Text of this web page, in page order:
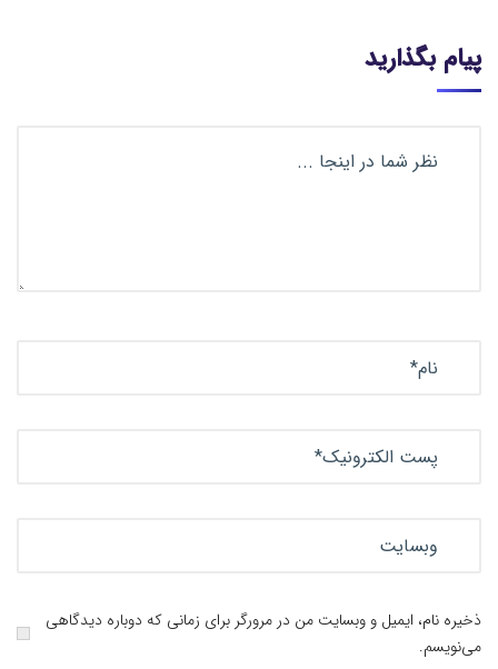
پیام بگذارید
ذخیره نام، ایمیل و وبسایت من در مرورگر برای زمانی که دوباره دیدگاهی
می‌نویسم.